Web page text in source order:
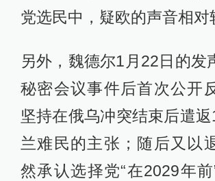
党选民中，疑欧的声音相对
另外，魏德尔1月22日的发
秘密会议事件后首次公开
坚持在俄乌冲突结束后遣
兰难民的主张；随后又以
然承认选择党“在2029年